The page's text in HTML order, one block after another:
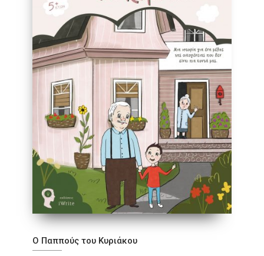
Ο Παππούς του Κυριάκου